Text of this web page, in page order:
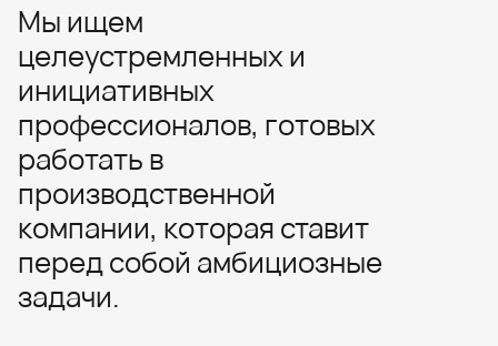
Мы ищем
целеустремленных и
инициативных
профессионалов, готовых
работать в
производственной
компании, которая ставит
перед собой амбициозные
задачи.